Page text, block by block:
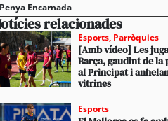
Encarnada
relacionades
Esports, Parròquies
[Amb vídeo] Les
Barça, gaudint de
al Principat i
vitrines
Esports